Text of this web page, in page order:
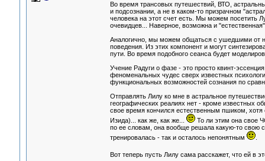
Во время трансовых путешествий, ВТО,
и подсознании, а не в каком-то призрачном
человека на этот счет есть. Мы можем посетить
очевидцев... Наверное, возможна и
Аналогично, мы можем общаться с ушедшими от
поведения. Из этих компонент и могут
пути. Во время подобного сеанса будет
Учение Радуги о фазе - это просто квинт-
феноменальных чудес сверх известных
функциональных возможностей сознания по
Отправлять Лилу ко мне в астральное
географических реалиях нет - кроме известных
свое время кончился естественным пшиком,
Изида)... как же, как же...
То ли этим она свое
по ее словам, она вообще решала какую-то свою
тренировалась - так и осталось непонятным
.
Вот теперь пусть Лилу сама расскажет, что ей в